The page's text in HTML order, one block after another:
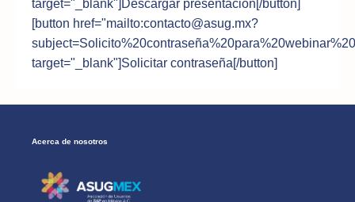
target="_blank"]Descargar presentación[/button]
[button href="mailto:contacto@asug.mx?
target="_blank"]Solicitar contraseña[/button]
Acerca de nosotros